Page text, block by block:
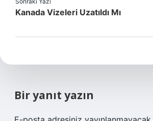
Kanada Vizeleri Uzatıldı Mı
Bir yanıt yazın